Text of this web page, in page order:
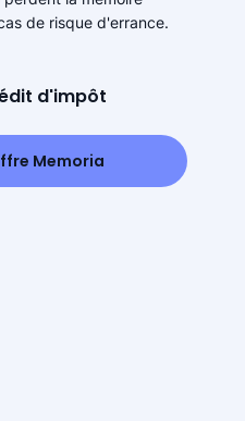
de risque d'errance.
d'impôt
Memoria